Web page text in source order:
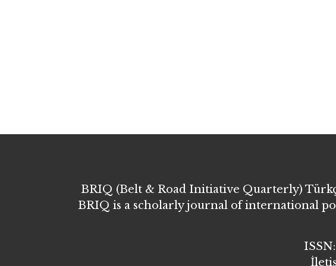
BRIQ (Belt & Road Initiative Quarterly)
BRIQ is a scholarly journal of international